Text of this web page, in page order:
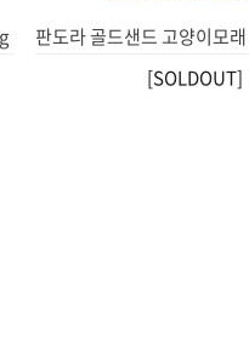
판도라 골드샌드 고양이모
[SOLDOUT]